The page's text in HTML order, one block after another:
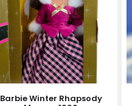
Barbie Winter Rhapsody